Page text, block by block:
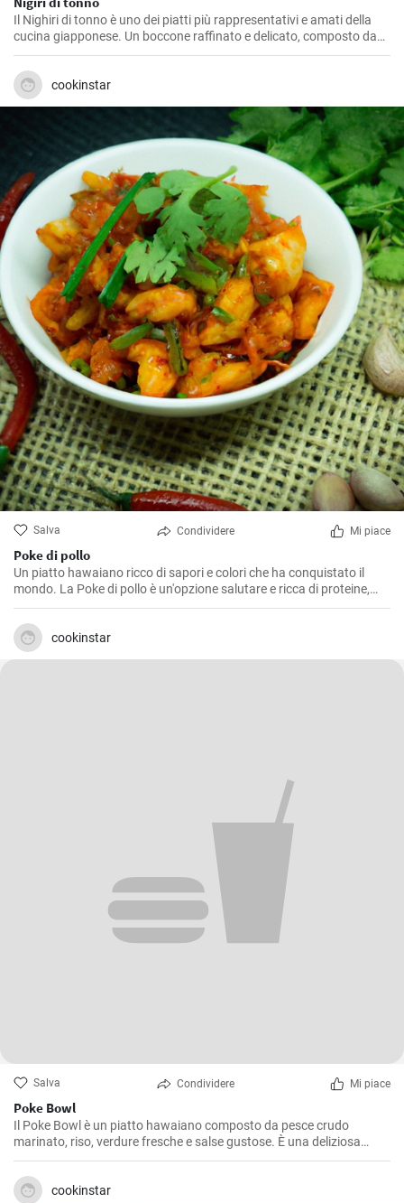
Il Nighiri di tonno è uno dei piatti più rappresentativi e amati della
cucina giapponese. Un boccone raffinato e delicato, composto da
una sottile fetta di tonno crudo adagiata su un piccolo letto di riso.
cookinstar
Salva Condividere Mi piace
Poke di pollo
Un piatto hawaiano ricco di sapori e colori che ha conquistato il
mondo. La Poke di pollo è un'opzione salutare e ricca di proteine,
ideale per un pranzo equilibrato o una cena leggera.
cookinstar
Salva Condividere Mi piace
Poke Bowl
Il Poke Bowl è un piatto hawaiano composto da pesce crudo
marinato, riso, verdure fresche e salse gustose. È una deliziosa
opzione uno leggero e salutare.
cookinstar